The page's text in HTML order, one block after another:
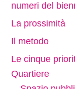
numeri del
La prossimità
Il metodo
Le cinque
Quartiere